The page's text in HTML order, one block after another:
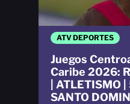
ATV DEPORTES
Juegos
Caribe 2026:
| ATLETISMO |
SANTO